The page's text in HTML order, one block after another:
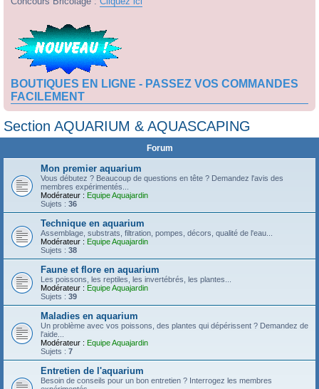
BOUTIQUES EN LIGNE - PASSEZ VOS COMMANDES
FACILEMENT
Section AQUARIUM & AQUASCAPING
Forum
Mon premier aquarium
Vous débutez ? Beaucoup de questions en tête ? Demandez l'avis des
membres expérimentés...
Modérateur : Equipe Aquajardin
Sujets : 36
Technique en aquarium
Assemblage, substrats, filtration, pompes, décors, qualité de l'eau...
Modérateur : Equipe Aquajardin
Sujets : 38
Faune et flore en aquarium
Les poissons, les reptiles, les invertébrés, les plantes...
Modérateur : Equipe Aquajardin
Sujets : 39
Maladies en aquarium
Un problème avec vos poissons, des plantes qui dépérissent ? Demandez de
l'aide...
Modérateur : Equipe Aquajardin
Sujets : 7
Entretien de l'aquarium
Besoin de conseils pour un bon entretien ? Interrogez les membres